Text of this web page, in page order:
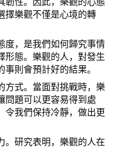
擇樂觀不僅是心境的轉
度，是我們如何歸究事情
形態。樂觀的人，對發生
則會預計好的結果。
方式。當面對挑戰時，樂
問題可以更容易得到處
令我們保持冷靜，做出更
。研究表明，樂觀的人在